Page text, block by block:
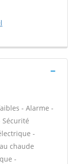
- Alarme -
-
chaude
-